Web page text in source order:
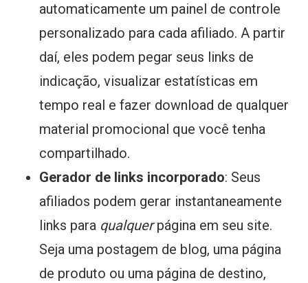
automaticamente um painel de controle
personalizado para cada afiliado. A partir
daí, eles podem pegar seus links de
indicação, visualizar estatísticas em
tempo real e fazer download de qualquer
material promocional que você tenha
compartilhado.
Gerador de links incorporado: Seus
afiliados podem gerar instantaneamente
links para qualquerpágina em seu site.
Seja uma postagem de blog, uma página
de produto ou uma página de destino,